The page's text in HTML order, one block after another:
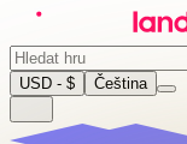
USD - $ Čeština